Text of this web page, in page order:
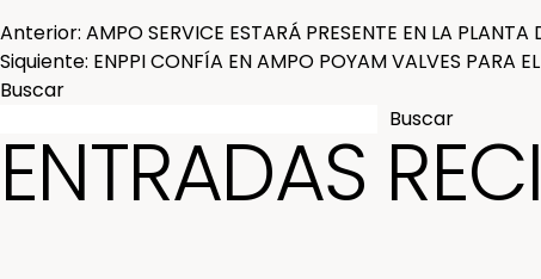
NAVEGACIÓN
DE
ENTRADAS
Anterior: AMPO SERVICE ESTARÁ PRESENTE EN LA
Siquiente: ENPPI CONFÍA EN AMPO POYAM VALVES PARA
Buscar
Buscar
ENTRADAS